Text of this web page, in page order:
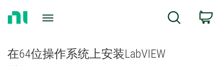
Search
在64位操作系统上安装LabVIEW